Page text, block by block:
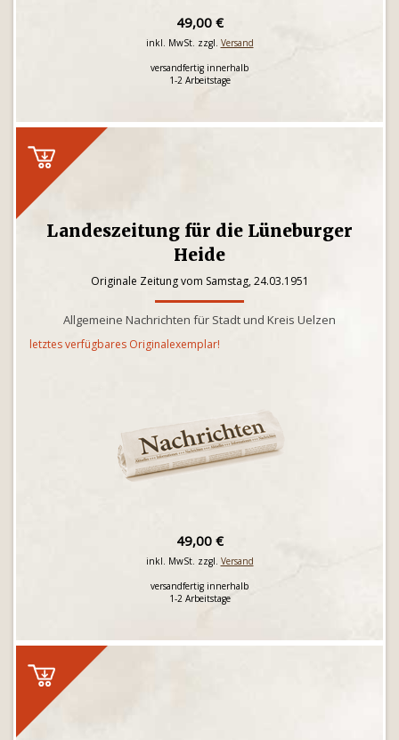
49,00 €
inkl. MwSt. zzgl. Versand
versandfertig innerhalb
1-2 Arbeitstage
Landeszeitung für die Lüneburger
Heide
Originale Zeitung vom Samstag, 24.03.1951
Allgemeine Nachrichten für Stadt und Kreis Uelzen
letztes verfügbares Originalexemplar!
49,00 €
inkl. MwSt. zzgl. Versand
versandfertig innerhalb
1-2 Arbeitstage